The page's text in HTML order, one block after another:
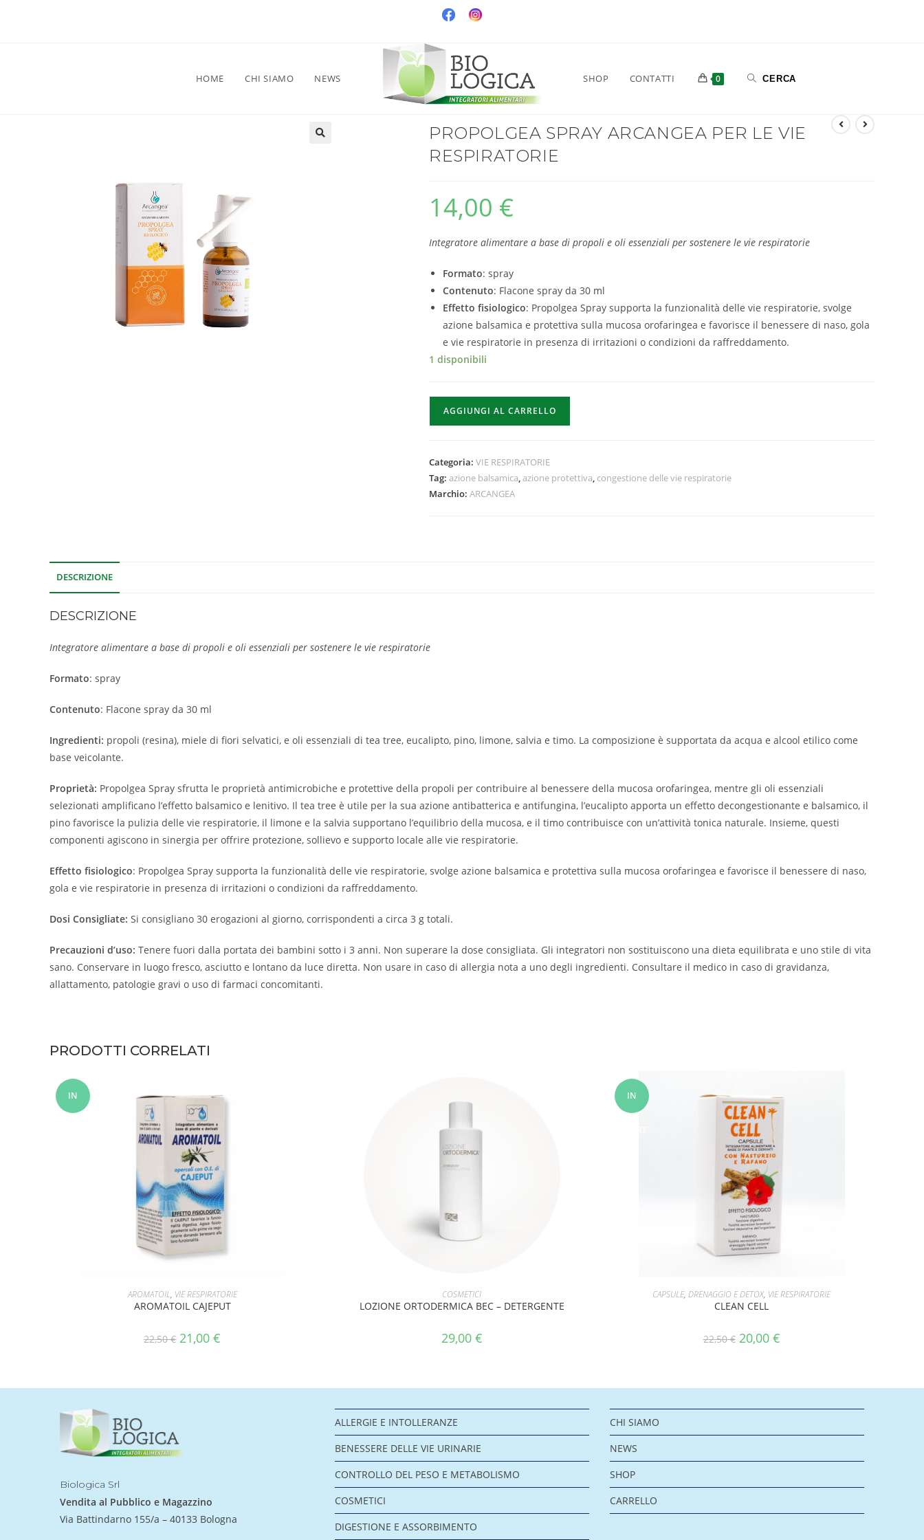
HOME CHI SIAMO NEWS SHOP CONTATTI 0
PROPOLGEA SPRAY ARCANGEA PER LE VIE
RESPIRATORIE
14,00 €
Integratore alimentare a base di propoli e oli essenziali per sostenere le vie respiratorie
Formato: spray
Contenuto: Flacone spray da 30 ml
Effetto fisiologico: Propolgea Spray supporta la funzionalità delle vie respiratorie, svolge
azione balsamica e protettiva sulla mucosa orofaringea e favorisce il benessere di naso, gola
e vie respiratorie in presenza di irritazioni o condizioni da raffreddamento.
1 disponibili
AGGIUNGI AL CARRELLO
Categoria: VIE RESPIRATORIE
Tag: azione balsamica,azione protettiva, congestione delle vie respiratorie
Marchio: ARCANGEA
DESCRIZIONE
DESCRIZIONE
Integratore alimentare a base di propoli e oli essenziali per sostenere le vie respiratorie
Formato: spray
Contenuto: Flacone spray da 30 ml
Ingredienti: propoli (resina), miele di fiori selvatici, e oli essenziali di tea tree, eucalipto, pino, limone, salvia e timo. La composizione è supportata da acqua e alcool etilico come
base veicolante.
Proprietà: Propolgea Spray sfrutta le proprietà antimicrobiche e protettive della propoli per contribuire al benessere della mucosa orofaringea, mentre gli oli essenziali
selezionati amplificano l’effetto balsamico e lenitivo. Il tea tree è utile per la sua azione antibatterica e antifungina, l’eucalipto apporta un effetto decongestionante e balsamico, il
pino favorisce la pulizia delle vie respiratorie, il limone e la salvia supportano l’equilibrio della mucosa, e il timo contribuisce con un’attività tonica naturale. Insieme, questi
componenti agiscono in sinergia per offrire protezione, sollievo e supporto locale alle vie respiratorie.
Effetto fisiologico: Propolgea Spray supporta la funzionalità delle vie respiratorie, svolge azione balsamica e protettiva sulla mucosa orofaringea e favorisce il benessere di naso,
gola e vie respiratorie in presenza di irritazioni o condizioni da raffreddamento.
Dosi Consigliate: Si consigliano 30 erogazioni al giorno, corrispondenti a circa 3 g totali.
Precauzioni d’uso: Tenere fuori dalla portata dei bambini sotto i 3 anni. Non superare la dose consigliata. Gli integratori non sostituiscono una dieta equilibrata e uno stile di vita
sano. Conservare in luogo fresco, asciutto e lontano da luce diretta. Non usare in caso di allergia nota a uno degli ingredienti. Consultare il medico in caso di gravidanza,
allattamento, patologie gravi o uso di farmaci concomitanti.
PRODOTTI CORRELATI
IN
AGGIUNGI AL CARRELLO
AROMATOIL, VIE RESPIRATORIE
AROMATOIL CAJEPUT
22,50€ 21,00€
AGGIUNGI AL CARRELLO
COSMETICI
LOZIONE ORTODERMICA BEC – DETERGENTE
29,00 €
IN
AGGIUNGI AL CARRELLO
CAPSULE,DRENAGGIO E DETOX, VIE RESPIRATORIE
CLEAN CELL
22,50€ 20,00 €
Biologica Srl
Vendita al Pubblico e Magazzino
Via Battindarno 155/a – 40133 Bologna
ALLERGIE E INTOLLERANZE
BENESSERE DELLE VIE URINARIE
CONTROLLO DEL PESO E METABOLISMO
COSMETICI
DIGESTIONE E ASSORBIMENTO
CHI SIAMO
NEWS
SHOP
CARRELLO